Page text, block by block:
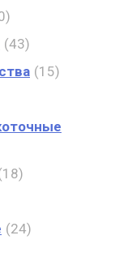
43
15
18
24